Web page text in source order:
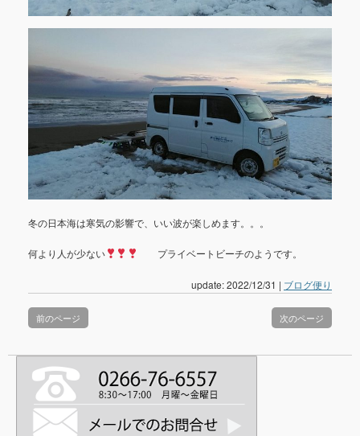
冬の日本海は寒気の影響で、いい波が楽しめます。。。
何より人が少ない プライベートビーチのようです。
update: 2022/12/31 | ブログ便り
前のページ 次のページ